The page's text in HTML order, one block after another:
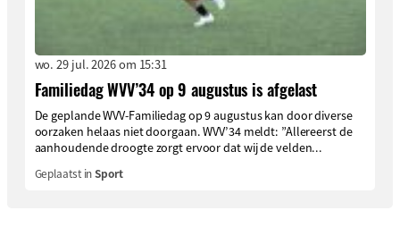
wo. 29 jul. 2026 om 15:31
Familiedag WVV’34 op 9 augustus is afgelast
De geplande WVV-Familiedag op 9 augustus kan door diverse
oorzaken helaas niet doorgaan. WVV’34 meldt: ”Allereerst de
aanhoudende droogte zorgt ervoor dat wij de velden...
Geplaatst inSport